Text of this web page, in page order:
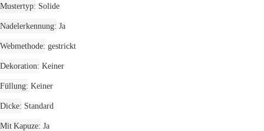
Mustertyp Solide
Nadelerkennung Ja
Webmethode gestrickt
Dekoration Keiner
Füllung Keiner
Dicke Standard
Mit Kapuze Ja